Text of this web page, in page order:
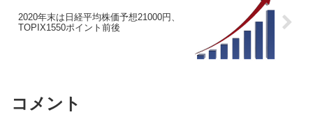
2020年末は日経平均株価予想21000円、
TOPIX1550ポイント前後
コメント